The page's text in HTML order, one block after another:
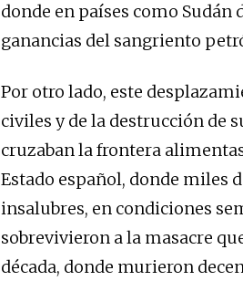
donde en países como
ganancias del sangriento
Por otro lado, este
civiles y de la destrucción de
cruzaban la frontera
Estado español, donde miles
insalubres, en condiciones
sobrevivieron a la masacre
década, donde murieron